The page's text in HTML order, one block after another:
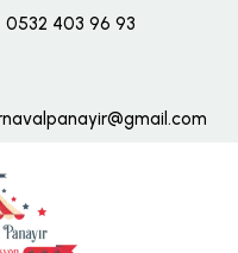
0532 403 96 93